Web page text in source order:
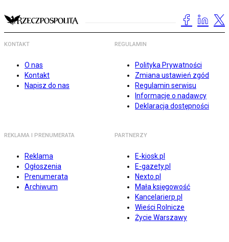
KONTAKT
O nas
Kontakt
Napisz do nas
REGULAMIN
Polityka Prywatności
Zmiana ustawień zgód
Regulamin serwisu
Informacje o nadawcy
Deklaracja dostępności
REKLAMA I PRENUMERATA
Reklama
Ogłoszenia
Prenumerata
Archiwum
PARTNERZY
E-kiosk.pl
E-gazety.pl
Nexto.pl
Mała księgowość
Kancelarierp.pl
Wieści Rolnicze
Życie Warszawy